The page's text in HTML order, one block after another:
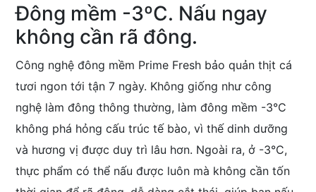
Đông mềm -3ºC. Nấu ngay
không cần rã đông.
Công nghệ đông mềm Prime Fresh bảo quản thịt cá
tươi ngon tới tận 7 ngày. Không giống như công
nghệ làm đông thông thường, làm đông mềm -3°C
không phá hỏng cấu trúc tế bào, vì thế dinh dưỡng
và hương vị được duy trì lâu hơn. Ngoài ra, ở -3°C,
thực phẩm có thể nấu được luôn mà không cần tốn